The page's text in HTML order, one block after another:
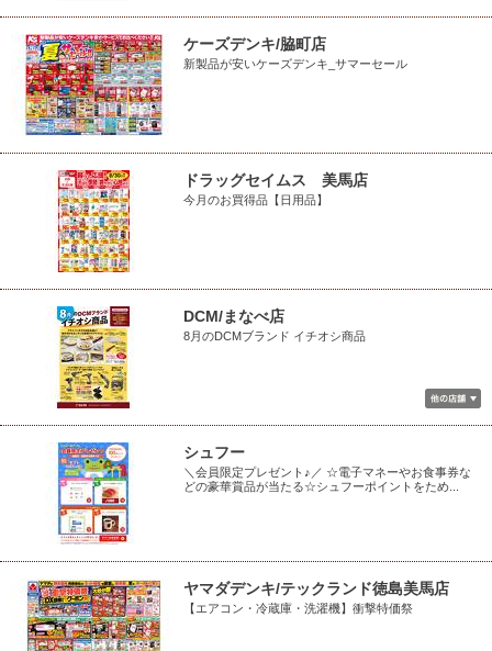
ケーズデンキ/脇町店
新製品が安いケーズデンキ_サマーセール
ドラッグセイムス 美馬店
今月のお買得品【日用品】
DCM/まなべ店
8月のDCMブランド イチオシ商品
シュフー
＼会員限定プレゼント♪／ ☆電子マネーやお食事券な
どの豪華賞品が当たる☆シュフーポイントをため...
ヤマダデンキ/テックランド徳島美馬店
【エアコン・冷蔵庫・洗濯機】衝撃特価祭